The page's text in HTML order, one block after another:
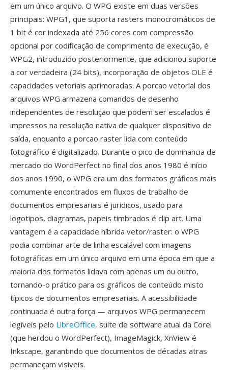
em um único arquivo. O WPG existe em duas versões
principais: WPG1, que suporta rasters monocromáticos de
1 bit é cor indexada até 256 cores com compressão
opcional por codificação de comprimento de execução, é
WPG2, introduzido posteriormente, que adicionou suporte
a cor verdadeira (24 bits), incorporação de objetos OLE é
capacidades vetoriais aprimoradas. A porcao vetorial dos
arquivos WPG armazena comandos de desenho
independentes de resolução que podem ser escalados é
impressos na resolução nativa de qualquer dispositivo de
saída, enquanto a porcao raster lida com conteúdo
fotográfico é digitalizado. Durante o pico de dominancia de
mercado do WordPerfect no final dos anos 1980 é início
dos anos 1990, o WPG era um dos formatos gráficos mais
comumente encontrados em fluxos de trabalho de
documentos empresariais é juridicos, usado para
logotipos, diagramas, papeis timbrados é clip art. Uma
vantagem é a capacidade híbrida vetor/raster: o WPG
podia combinar arte de linha escalável com imagens
fotográficas em um único arquivo em uma época em que a
maioria dos formatos lidava com apenas um ou outro,
tornando-o prático para os gráficos de conteúdo misto
típicos de documentos empresariais. A acessibilidade
continuada é outra força — arquivos WPG permanecem
legíveis pelo LibreOffice, suite de software atual da Corel
(que herdou o WordPerfect), ImageMagick, XnView é
Inkscape, garantindo que documentos de décadas atras
permaneçam visiveis.